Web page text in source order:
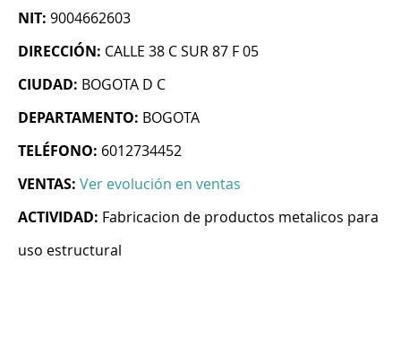
NIT: 9004662603
DIRECCIÓN: CALLE 38 C SUR 87 F 05
CIUDAD: BOGOTA D C
DEPARTAMENTO: BOGOTA
TELÉFONO: 6012734452
VENTAS: Ver evolución en ventas
ACTIVIDAD: Fabricacion de productos metalicos para
uso estructural